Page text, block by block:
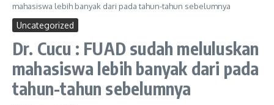
mahasiswa lebih banyak dari pada tahun-tahun sebelumnya
Uncategorized
Dr. Cucu : FUAD sudah meluluskan
mahasiswa lebih banyak dari pada
tahun-tahun sebelumnya